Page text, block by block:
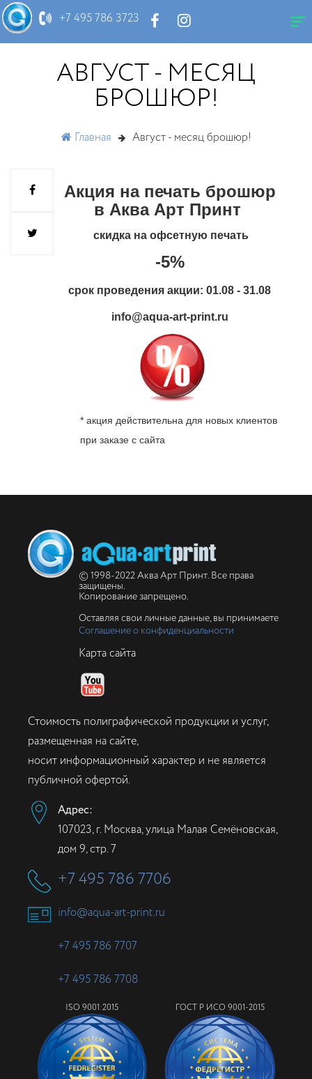
+7 495 786 3723
АКЦИЯ
АВГУСТ - МЕСЯЦ
БРОШЮР!
Главная Август - месяц брошюр!
Акция на печать брошюр
в Аква Арт Принт
скидка на офсетную печать
-5%
срок проведения акции: 01.08 - 31.08
info@aqua-art-print.ru
* акция действительна для новых клиентов
при заказе с сайта
© 1998-2022 Аква Арт Принт. Все права
защищены.
Копирование запрещено.
Оставляя свои личные данные, вы принимаете
Соглашение о конфиденциальности
Карта сайта
Стоимость полиграфической продукции и услуг,
размещенная на сайте,
носит информационный характер и не является
публичной офертой.
Адрес:
107023, г. Москва, улица Малая Семёновская,
дом 9, стр. 7
+7 495 786 7706
info@aqua-art-print.ru
+7 495 786 7707
+7 495 786 7708
ISO 9001:2015 ГОСТ Р ИСО 9001-2015